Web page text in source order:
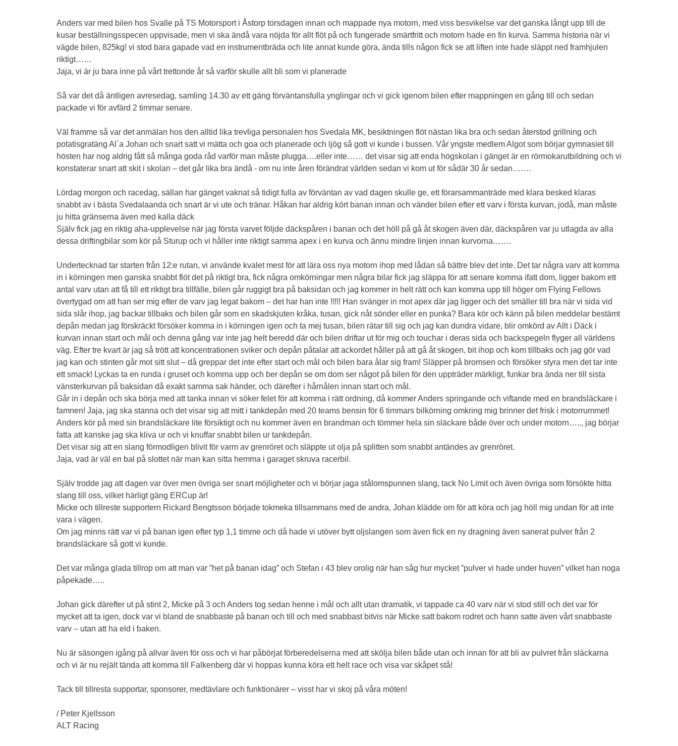
Anders var med bilen hos Svalle på TS Motorsport i Åstorp torsdagen innan och mappade nya motorn, med viss besvikelse var det ganska långt upp till de
kusar beställningsspecen uppvisade, men vi ska ändå vara nöjda för allt flöt på och fungerade smärtfritt och motorn hade en fin kurva. Samma historia när vi
vägde bilen, 825kg! vi stod bara gapade vad en instrumentbräda och lite annat kunde göra, ända tills någon fick se att liften inte hade släppt ned framhjulen
riktigt……
Jaja, vi är ju bara inne på vårt trettonde år så varför skulle allt bli som vi planerade
Så var det då äntligen avresedag, samling 14.30 av ett gäng förväntansfulla ynglingar och vi gick igenom bilen efter mappningen en gång till och sedan
packade vi för avfärd 2 timmar senare.
Väl framme så var det anmälan hos den alltid lika trevliga personalen hos Svedala MK, besiktningen flöt nästan lika bra och sedan återstod grillning och
potatisgratäng Al´a Johan och snart satt vi mätta och goa och planerade och ljög så gott vi kunde i bussen. Vår yngste medlem Algot som börjar gymnasiet till
hösten har nog aldrig fått så många goda råd varför man måste plugga….eller inte…… det visar sig att enda högskolan i gänget är en rörmokarutbildning och vi
konstaterar snart att skit i skolan – det går lika bra ändå - om nu inte åren förändrat världen sedan vi kom ut för sådär 30 år sedan…….
Lördag morgon och racedag, sällan har gänget vaknat så tidigt fulla av förväntan av vad dagen skulle ge, ett förarsammanträde med klara besked klaras
snabbt av i bästa Svedalaanda och snart är vi ute och tränar. Håkan har aldrig kört banan innan och vänder bilen efter ett varv i första kurvan, jodå, man måste
ju hitta gränserna även med kalla däck
Själv fick jag en riktig aha-upplevelse när jag första varvet följde däckspåren i banan och det höll på gå åt skogen även där, däckspåren var ju utlagda av alla
dessa driftingbilar som kör på Sturup och vi håller inte riktigt samma apex i en kurva och ännu mindre linjen innan kurvorna…….
Undertecknad tar starten från 12:e rutan, vi använde kvalet mest för att lära oss nya motorn ihop med lådan så bättre blev det inte. Det tar några varv att komma
in i körningen men ganska snabbt flöt det på riktigt bra, fick några omkörningar men några bilar fick jag släppa för att senare komma ifatt dom, ligger bakom ett
antal varv utan att få till ett riktigt bra tillfälle, bilen går ruggigt bra på baksidan och jag kommer in helt rätt och kan komma upp till höger om Flying Fellows
övertygad om att han ser mig efter de varv jag legat bakom – det har han inte !!!!! Han svänger in mot apex där jag ligger och det smäller till bra när vi sida vid
sida slår ihop, jag backar tillbaks och bilen går som en skadskjuten kråka, tusan, gick nåt sönder eller en punka? Bara kör och känn på bilen meddelar bestämt
depån medan jag förskräckt försöker komma in i körningen igen och ta mej tusan, bilen rätar till sig och jag kan dundra vidare, blir omkörd av Allt i Däck i
kurvan innan start och mål och denna gång var inte jag helt beredd där och bilen driftar ut för mig och touchar i deras sida och backspegeln flyger all världens
väg. Efter tre kvart är jag så trött att koncentrationen sviker och depån påtalar att ackordet håller på att gå åt skogen, bit ihop och kom tillbaks och jag gör vad
jag kan och stinten går mot sitt slut – då greppar det inte efter start och mål och bilen bara ålar sig fram! Släpper på bromsen och försöker styra men det tar inte
ett smack! Lyckas ta en runda i gruset och komma upp och ber depån se om dom ser något på bilen för den uppträder märkligt, funkar bra ända ner till sista
vänsterkurvan på baksidan då exakt samma sak händer, och därefter i hårnålen innan start och mål.
Går in i depån och ska börja med att tanka innan vi söker felet för att komma i rätt ordning, då kommer Anders springande och viftande med en brandsläckare i
famnen! Jaja, jag ska stanna och det visar sig att mitt i tankdepån med 20 teams bensin för 6 timmars bilkörning omkring mig brinner det frisk i motorrummet!
Anders kör på med sin brandsläckare lite försiktigt och nu kommer även en brandman och tömmer hela sin släckare både över och under motorn….., jag börjar
fatta att kanske jag ska kliva ur och vi knuffar snabbt bilen ur tankdepån.
Det visar sig att en slang förmodligen blivit för varm av grenröret och släppte ut olja på splitten som snabbt antändes av grenröret.
Jaja, vad är väl en bal på slottet när man kan sitta hemma i garaget skruva racerbil.
Själv trodde jag att dagen var över men övriga ser snart möjligheter och vi börjar jaga stålomspunnen slang, tack No Limit och även övriga som försökte hitta
slang till oss, vilket härligt gäng ERCup är!
Micke och tillreste supportern Rickard Bengtsson började tokmeka tillsammans med de andra, Johan klädde om för att köra och jag höll mig undan för att inte
vara i vägen.
Om jag minns rätt var vi på banan igen efter typ 1,1 timme och då hade vi utöver bytt oljslangen som även fick en ny dragning även sanerat pulver från 2
brandsläckare så gott vi kunde.
Det var många glada tillrop om att man var ”het på banan idag” och Stefan i 43 blev orolig när han såg hur mycket ”pulver vi hade under huven” vilket han noga
påpekade…..
Johan gick därefter ut på stint 2, Micke på 3 och Anders tog sedan henne i mål och allt utan dramatik, vi tappade ca 40 varv när vi stod still och det var för
mycket att ta igen, dock var vi bland de snabbaste på banan och till och med snabbast bitvis när Micke satt bakom rodret och hann satte även vårt snabbaste
varv – utan att ha eld i baken.
Nu är säsongen igång på allvar även för oss och vi har påbörjat förberedelserna med att skölja bilen både utan och innan för att bli av pulvret från släckarna
och vi är nu rejält tända att komma till Falkenberg där vi hoppas kunna köra ett helt race och visa var skåpet stå!
Tack till tillresta supportar, sponsorer, medtävlare och funktionärer – visst har vi skoj på våra möten!
/ Peter Kjellsson
ALT Racing